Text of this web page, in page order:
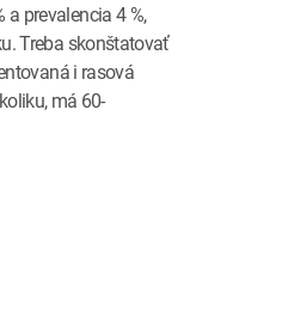
prevalencia 4 %,
Treba skonštatovať
i rasová
má 60-